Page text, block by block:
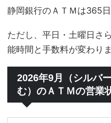
静岡銀行のＡＴＭは365日
ただし、平日・土曜日さ
能時間と手数料が変わりま
2026年9月（シルバ
む）のＡＴＭの営業